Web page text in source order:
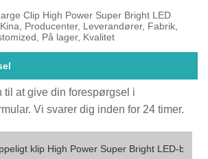
Clip High Power Super Bright LED
Producenter, Leverandører, Fabrik,
På lager, Kvalitet
til at give din forespørgsel i
Vi svarer dig inden for 24 timer.